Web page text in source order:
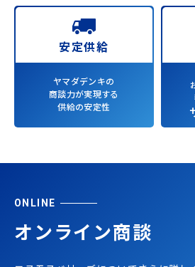
安定供給
ヤマダデンキの
商談力が実現する
供給の安定性
ONLINE
オンライン商談